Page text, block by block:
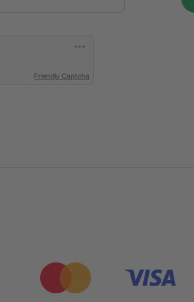
Friendly Captcha